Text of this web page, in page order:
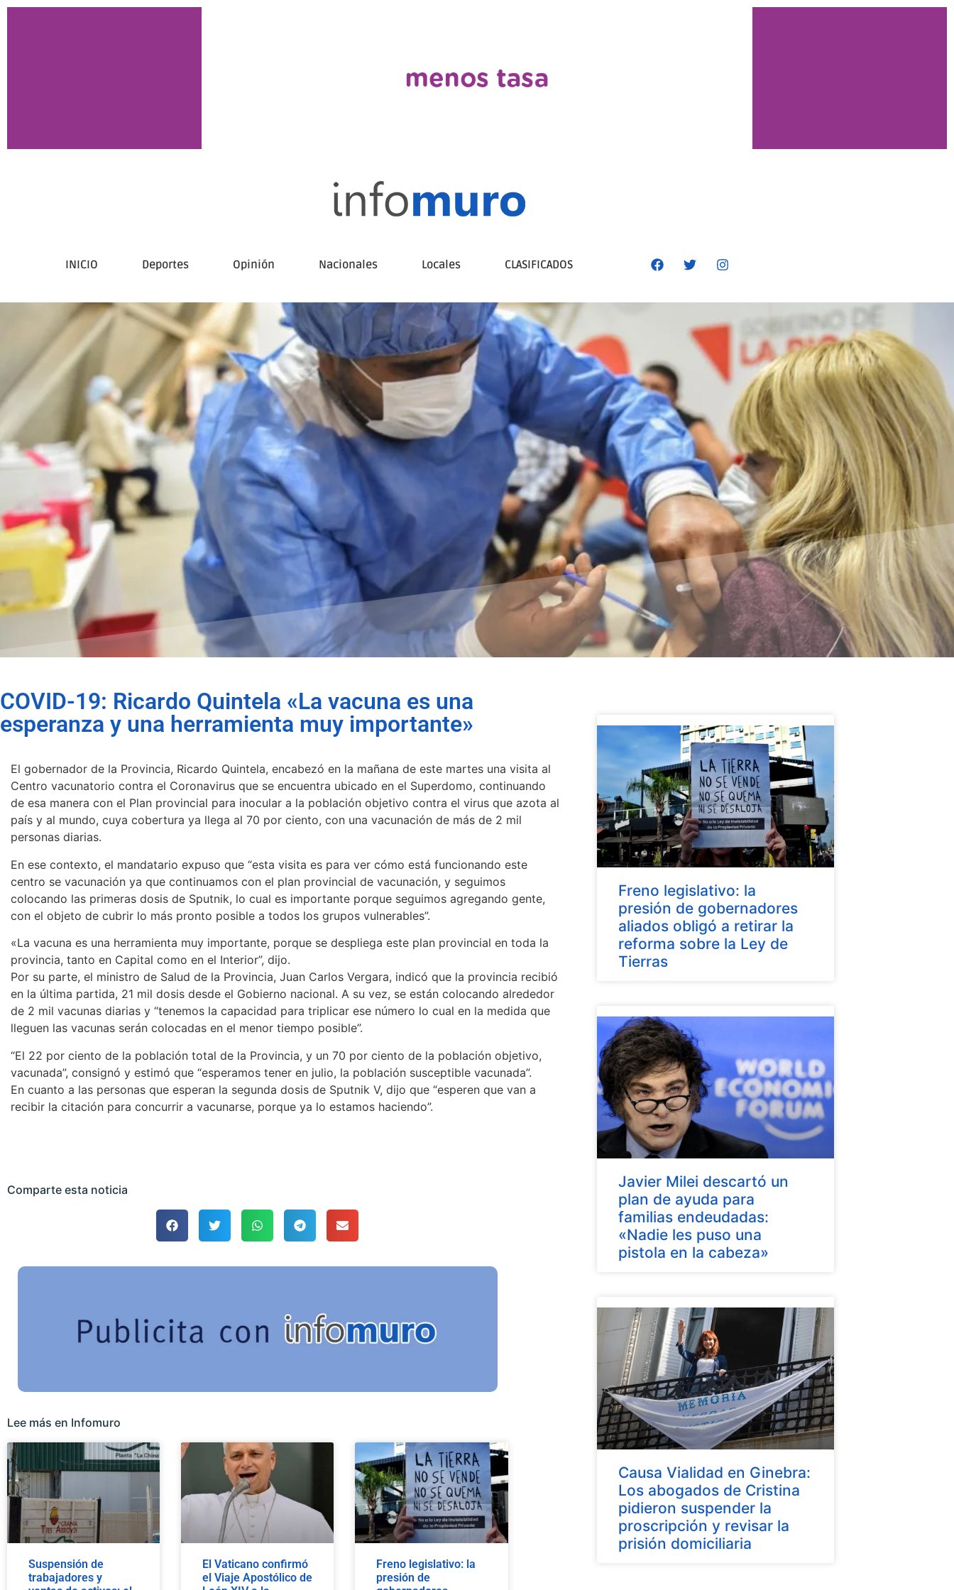
INICIO Deportes Opinión Nacionales Locales CLASIFICADOS
COVID-19: Ricardo Quintela «La vacuna es una
esperanza y una herramienta muy importante»
El gobernador de la Provincia, Ricardo Quintela, encabezó en la mañana de este martes una visita al
Centro vacunatorio contra el Coronavirus que se encuentra ubicado en el Superdomo, continuando
de esa manera con el Plan provincial para inocular a la población objetivo contra el virus que azota al
país y al mundo, cuya cobertura ya llega al 70 por ciento, con una vacunación de más de 2 mil
personas diarias.
En ese contexto, el mandatario expuso que “esta visita es para ver cómo está funcionando este
centro se vacunación ya que continuamos con el plan provincial de vacunación, y seguimos
colocando las primeras dosis de Sputnik, lo cual es importante porque seguimos agregando gente,
con el objeto de cubrir lo más pronto posible a todos los grupos vulnerables”.
«La vacuna es una herramienta muy importante, porque se despliega este plan provincial en toda la
provincia, tanto en Capital como en el Interior”, dijo.
Por su parte, el ministro de Salud de la Provincia, Juan Carlos Vergara, indicó que la provincia recibió
en la última partida, 21 mil dosis desde el Gobierno nacional. A su vez, se están colocando alrededor
de 2 mil vacunas diarias y “tenemos la capacidad para triplicar ese número lo cual en la medida que
lleguen las vacunas serán colocadas en el menor tiempo posible”.
“El 22 por ciento de la población total de la Provincia, y un 70 por ciento de la población objetivo,
vacunada”, consignó y estimó que “esperamos tener en julio, la población susceptible vacunada”.
En cuanto a las personas que esperan la segunda dosis de Sputnik V, dijo que “esperen que van a
recibir la citación para concurrir a vacunarse, porque ya lo estamos haciendo”.
Comparte esta noticia
Lee más en Infomuro
Suspensión de
trabajadores y
El Vaticano confirmó
el Viaje Apostólico de
Freno legislativo: la
presión de
Freno legislativo: la
presión de gobernadores
aliados obligó a retirar la
reforma sobre la Ley de
Tierras
Javier Milei descartó un
plan de ayuda para
familias endeudadas:
«Nadie les puso una
pistola en la cabeza»
Causa Vialidad en Ginebra:
Los abogados de Cristina
pidieron suspender la
proscripción y revisar la
prisión domiciliaria